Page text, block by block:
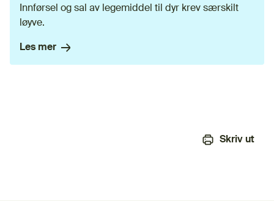
Innførsel og sal av legemiddel til dyr krev særskilt
løyve.
Les mer
Skriv ut